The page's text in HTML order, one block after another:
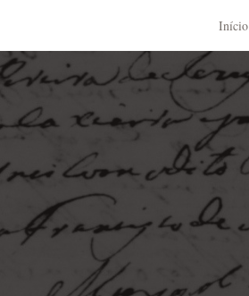
Início